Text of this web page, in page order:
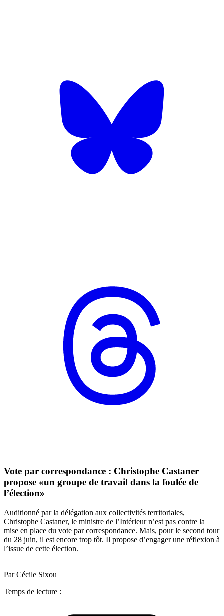
Vote par correspondance : Christophe Castaner
propose «un groupe de travail dans la foulée de
l’élection»
Auditionné par la délégation aux collectivités territoriales,
Christophe Castaner, le ministre de l’Intérieur n’est pas contre la
mise en place du vote par correspondance. Mais, pour le second tour
du 28 juin, il est encore trop tôt. Il propose d’engager une réflexion à
l’issue de cette élection.
Par Cécile Sixou
Temps de lecture :